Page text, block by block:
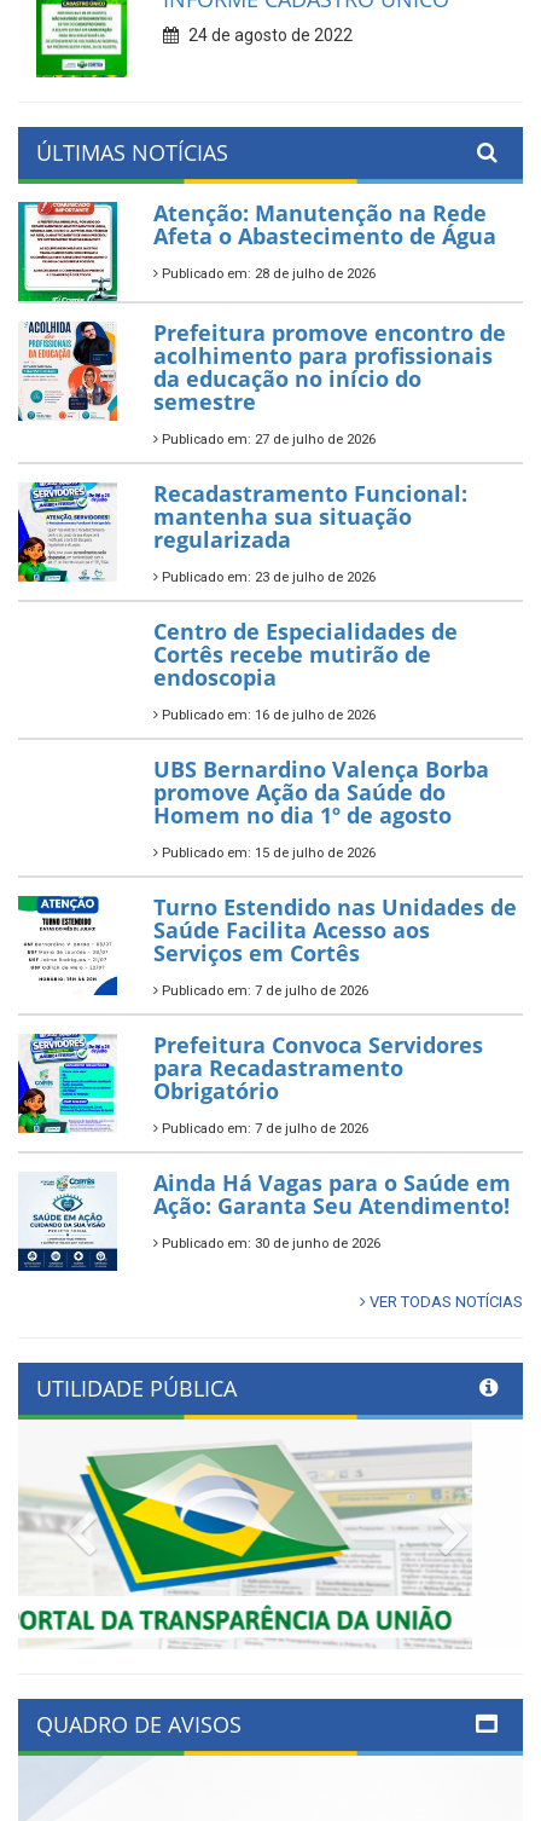
24 de agosto de 2022
ÚLTIMAS NOTÍCIAS
Atenção: Manutenção na Rede
Afeta o Abastecimento de Água
Publicado em: 28 de julho de 2026
Prefeitura promove encontro de
acolhimento para profissionais
da educação no início do
semestre
Publicado em: 27 de julho de 2026
Recadastramento Funcional:
mantenha sua situação
regularizada
Publicado em: 23 de julho de 2026
Centro de Especialidades de
Cortês recebe mutirão de
endoscopia
Publicado em: 16 de julho de 2026
UBS Bernardino Valença Borba
promove Ação da Saúde do
Homem no dia 1º de agosto
Publicado em: 15 de julho de 2026
Turno Estendido nas Unidades de
Saúde Facilita Acesso aos
Serviços em Cortês
Publicado em: 7 de julho de 2026
Prefeitura Convoca Servidores
para Recadastramento
Obrigatório
Publicado em: 7 de julho de 2026
Ainda Há Vagas para o Saúde em
Ação: Garanta Seu Atendimento!
Publicado em: 30 de junho de 2026
VER TODAS NOTÍCIAS
UTILIDADE PÚBLICA
Previous
QUADRO DE AVISOS